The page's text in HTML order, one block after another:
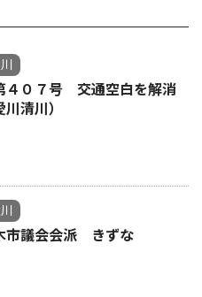
０７号 交通空白を解消
清川）
議会会派 きずな